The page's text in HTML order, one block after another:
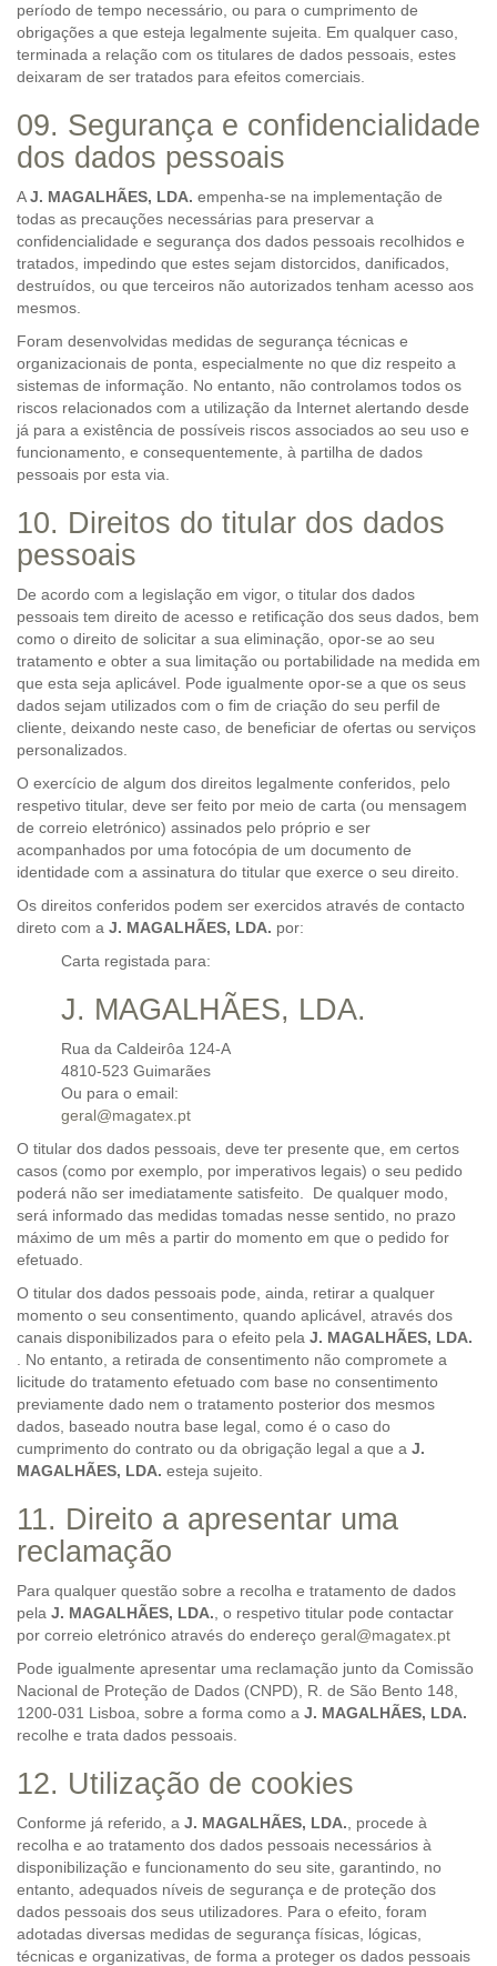
período de tempo necessário, ou para o cumprimento de
obrigações a que esteja legalmente sujeita. Em qualquer caso,
terminada a relação com os titulares de dados pessoais, estes
deixaram de ser tratados para efeitos comerciais.
09. Segurança e confidencialidade
dos dados pessoais
AJ. MAGALHÃES, LDA. empenha-se na implementação de
todas as precauções necessárias para preservar a
confidencialidade e segurança dos dados pessoais recolhidos e
tratados, impedindo que estes sejam distorcidos, danificados,
destruídos, ou que terceiros não autorizados tenham acesso aos
mesmos.
Foram desenvolvidas medidas de segurança técnicas e
organizacionais de ponta, especialmente no que diz respeito a
sistemas de informação. No entanto, não controlamos todos os
riscos relacionados com a utilização da Internet alertando desde
já para a existência de possíveis riscos associados ao seu uso e
funcionamento, e consequentemente, à partilha de dados
pessoais por esta via.
10. Direitos do titular dos dados
pessoais
De acordo com a legislação em vigor, o titular dos dados
pessoais tem direito de acesso e retificação dos seus dados, bem
como o direito de solicitar a sua eliminação, opor-se ao seu
tratamento e obter a sua limitação ou portabilidade na medida em
que esta seja aplicável. Pode igualmente opor-se a que os seus
dados sejam utilizados com o fim de criação do seu perfil de
cliente, deixando neste caso, de beneficiar de ofertas ou serviços
personalizados.
O exercício de algum dos direitos legalmente conferidos, pelo
respetivo titular, deve ser feito por meio de carta (ou mensagem
de correio eletrónico) assinados pelo próprio e ser
acompanhados por uma fotocópia de um documento de
identidade com a assinatura do titular que exerce o seu direito.
Os direitos conferidos podem ser exercidos através de contacto
direto com a J. MAGALHÃES, LDA. por:
Carta registada para:
J. MAGALHÃES, LDA.
Rua da Caldeirôa 124-A
4810-523 Guimarães
Ou para o email:
geral@magatex.pt
O titular dos dados pessoais, deve ter presente que, em certos
casos (como por exemplo, por imperativos legais) o seu pedido
poderá não ser imediatamente satisfeito. De qualquer modo,
será informado das medidas tomadas nesse sentido, no prazo
máximo de um mês a partir do momento em que o pedido for
efetuado.
O titular dos dados pessoais pode, ainda, retirar a qualquer
momento o seu consentimento, quando aplicável, através dos
canais disponibilizados para o efeito pela J. MAGALHÃES, LDA.
. No entanto, a retirada de consentimento não compromete a
licitude do tratamento efetuado com base no consentimento
previamente dado nem o tratamento posterior dos mesmos
dados, baseado noutra base legal, como é o caso do
cumprimento do contrato ou da obrigação legal a que a J.
MAGALHÃES, LDA. esteja sujeito.
11. Direito a apresentar uma
reclamação
Para qualquer questão sobre a recolha e tratamento de dados
pela J. MAGALHÃES, LDA., o respetivo titular pode contactar
por correio eletrónico através do endereço geral@magatex.pt
Pode igualmente apresentar uma reclamação junto da Comissão
Nacional de Proteção de Dados (CNPD), R. de São Bento 148,
1200-031 Lisboa, sobre a forma como a J. MAGALHÃES, LDA.
recolhe e trata dados pessoais.
12. Utilização de cookies
Conforme já referido, a J. MAGALHÃES, LDA., procede à
recolha e ao tratamento dos dados pessoais necessários à
disponibilização e funcionamento do seu site, garantindo, no
entanto, adequados níveis de segurança e de proteção dos
dados pessoais dos seus utilizadores. Para o efeito, foram
adotadas diversas medidas de segurança físicas, lógicas,
técnicas e organizativas, de forma a proteger os dados pessoais